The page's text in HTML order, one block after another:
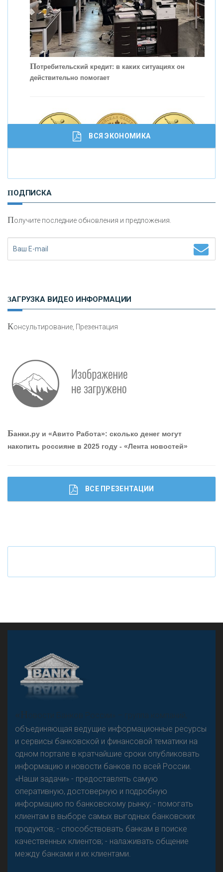
Скорость - один из главных трендов в
кредитовании бизнеса - «Интервью»
Работа мечты. Что банки делают для того, чтобы
привлечь и удержать персонал - «Интервью»
Потребительский кредит: в каких ситуациях он
действительно помогает
И
сохранения и увеличения капитала
Что будет с наличными деньгами при цифровом
ВСЯ ЭКОНОМИКА
ПОДПИСКА
Получите последние обновления и предложения.
ЗАГРУЗКА ВИДЕО ИНФОРМАЦИИ
Консультирование, Презентация
Банки.ру и «Авито Работа»: сколько денег могут
накопить россияне в 2025 году - «Лента новостей»
ВСЕ ПРЕЗЕНТАЦИИ
«Н
овости Банков России» – группа компаний,
объединяющая ведущие информационные ресурсы
и сервисы банковской и финансовой тематики на
одном портале в кратчайшие сроки опубликовать
информацию и новости банков по всей России.
«Наши задачи» - предоставлять самую
оперативную, достоверную и подробную
информацию по банковскому рынку; - помогать
клиентам в выборе самых выгодных банковских
продуктов; - способствовать банкам в поиске
качественных клиентов; - налаживать общение
между банками и их клиентами.